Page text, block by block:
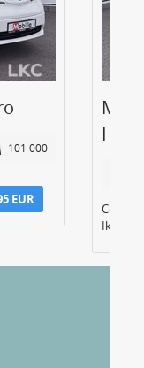
101 000
EUR
Cena: